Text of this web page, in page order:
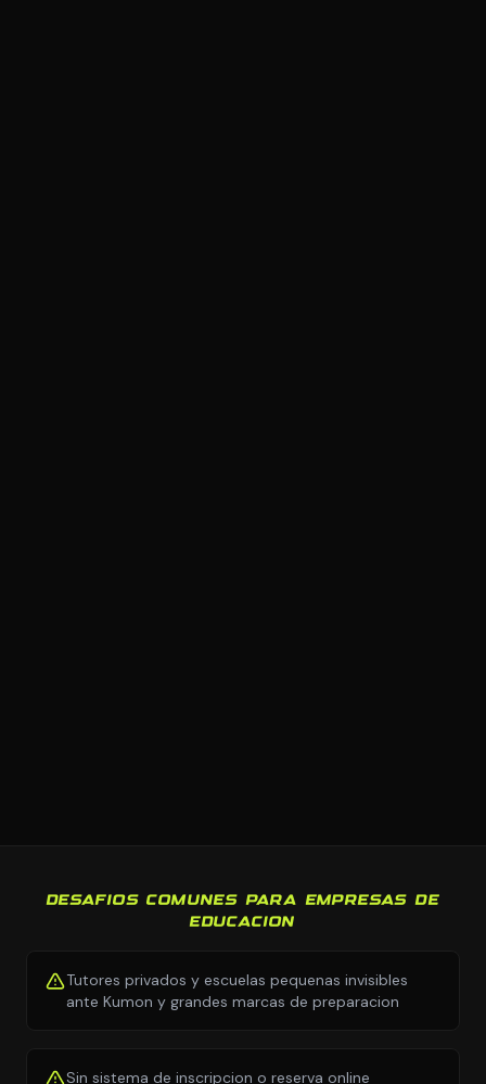
DESAFIOS COMUNES PARA EMPRESAS DE
EDUCACION
Tutores privados y escuelas pequenas invisibles
ante Kumon y grandes marcas de preparacion
Sin sistema de inscripcion o reserva online